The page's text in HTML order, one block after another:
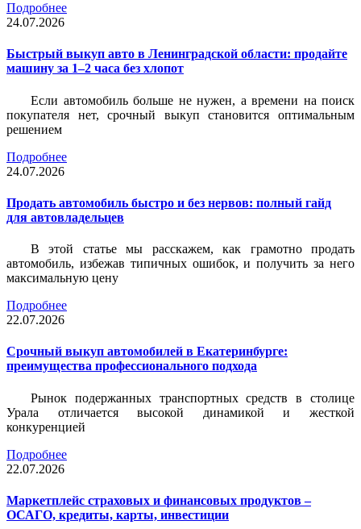
Подробнее
24.07.2026
Быстрый выкуп авто в Ленинградской области: продайте
машину за 1–2 часа без хлопот
Если автомобиль больше не нужен, а времени на поиск
покупателя нет, срочный выкуп становится оптимальным
решением
Подробнее
24.07.2026
Продать автомобиль быстро и без нервов: полный гайд
для автовладельцев
В этой статье мы расскажем, как грамотно продать
автомобиль, избежав типичных ошибок, и получить за него
максимальную цену
Подробнее
22.07.2026
Срочный выкуп автомобилей в Екатеринбурге:
преимущества профессионального подхода
Рынок подержанных транспортных средств в столице
Урала отличается высокой динамикой и жесткой
конкуренцией
Подробнее
22.07.2026
Маркетплейс страховых и финансовых продуктов –
ОСАГО, кредиты, карты, инвестиции